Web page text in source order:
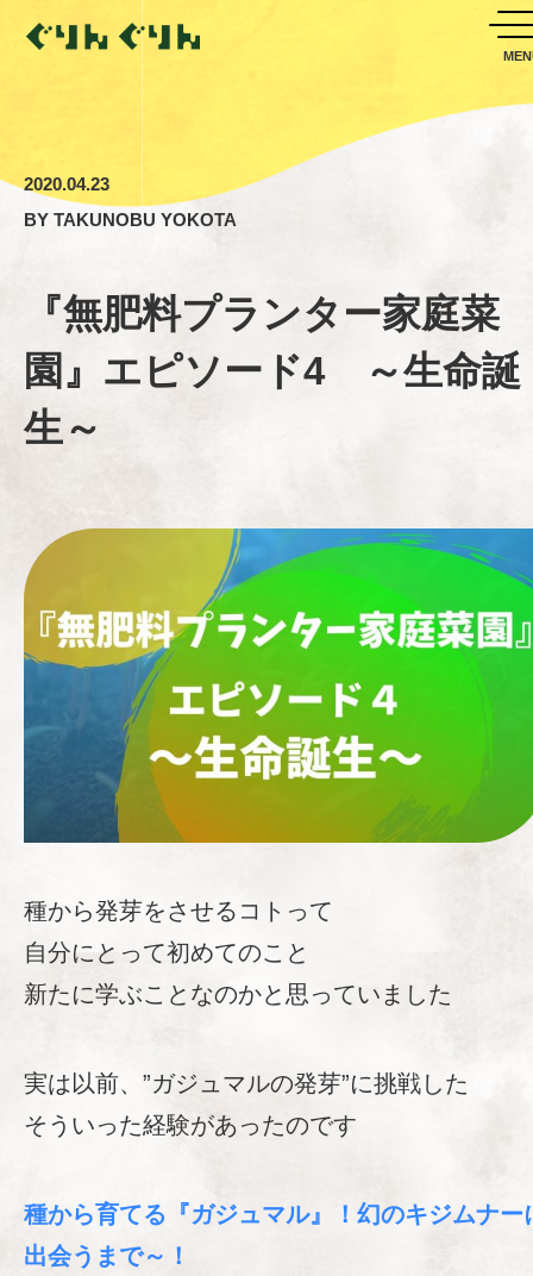
2020.04.23
BY TAKUNOBU YOKOTA
『無肥料プランター家庭菜
園』エピソード4 ～生命誕
生～
種から発芽をさせるコトって
自分にとって初めてのこと
新たに学ぶことなのかと思っていました
実は以前、”ガジュマルの発芽”に挑戦した
そういった経験があったのです
種から育てる『ガジュマル』！幻のキジムナー
出会うまで～！